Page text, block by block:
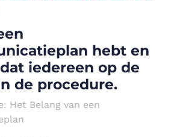
hebt en
iedereen op de
de procedure.
Het Belang van een